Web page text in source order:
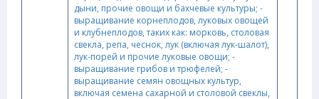
дыни, прочие овощи и бахчевые культуры; -
выращивание корнеплодов, луковых овощей
и клубнеплодов, таких как: морковь, столовая
свекла, репа, чеснок, лук (включая лук-шалот),
лук-порей и прочие луковые овощи; -
выращивание грибов и трюфелей; -
выращивание семян овощных культур,
включая семена сахарной и столовой свеклы,